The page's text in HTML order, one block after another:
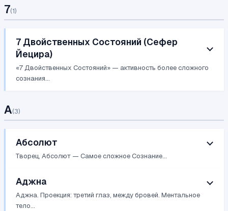
7(1)
7 Двойственных Состояний (Сефер
Йецира)
«7 Двойственных Состояний» — активность более сложного
сознания...
А(3)
Абсолют
Творец, Абсолют — Cамое сложное Cознание...
Аджна
Аджна. Проекция: третий глаз, между бровей. Ментальное
тело...